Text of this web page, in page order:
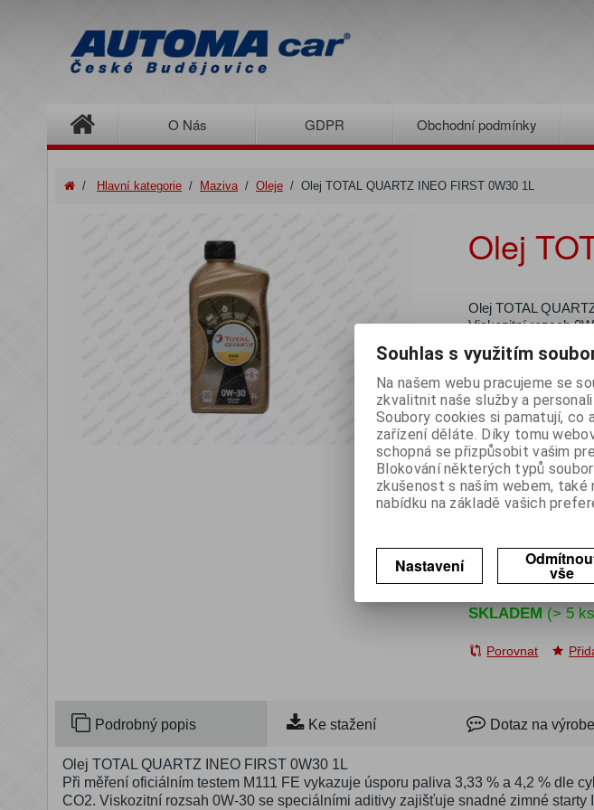
O Nás GDPR Obchodní podmínky
/ Hlavní kategorie / Maziva/ Oleje / Olej TOTAL QUARTZ INEO FIRST 0W30 1L
Olej
Olej TOTAL
Viskozitní rozsah
I při velmi nízkých
Chrání a
(ochrana před
a zejména CO.
Katalogové číslo:
Cena: 233
281
ks
SKLADEM (> 5
Porovnat
Podrobný popis Ke stažení Dotaz na
Olej TOTAL QUARTZ INEO FIRST 0W30 1L
Při měření oficiálním testem M111 FE vykazuje úsporu paliva 3,33 % a 4,2 % dle
CO2. Viskozitní rozsah 0W-30 se speciálními aditivy zajišťuje snadné zimné
Souhlas s využitím
Na našem webu pracujeme se
zkvalitnit naše služby a
Soubory cookies si pamatují, co
zařízení děláte. Díky tomu
schopná se přizpůsobit vašim
Blokování některých typů
zkušenost s naším webem,
nabídku na základě vašich
Nastavení vše